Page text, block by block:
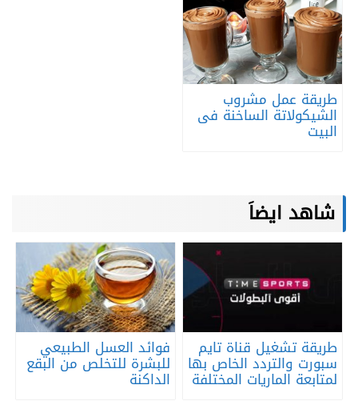
طريقة عمل مشروب
الشيكولاتة الساخنة فى
البيت
شاهد ايضاَ
طريقة تشغيل قناة تايم
سبورت والتردد الخاص بها
لمتابعة الماريات المختلفة
فوائد العسل الطبيعي
للبشرة للتخلص من البقع
الداكنة